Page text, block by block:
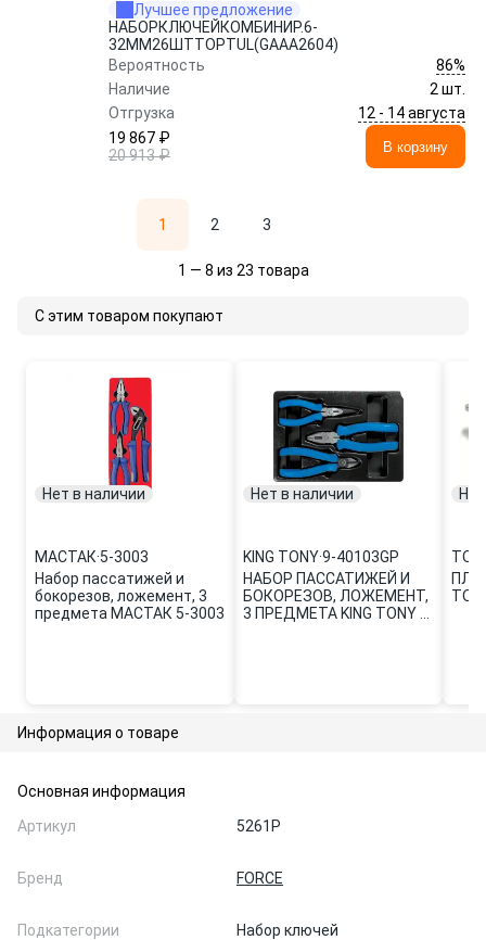
Лучшее предложение
НАБОРКЛЮЧЕЙКОМБИНИР.6-
32ММ26ШТTOPTUL(GAAA2604)
Вероятность
86%
Наличие
2 шт.
Отгрузка
12 - 14 августа
19 867 ₽
20 913 ₽
В корзину
1 2 3
1 — 8 из 23 товара
С этим товаром покупают
Нет в наличии
МАСТАК·5-3003
Набор пассатижей и
бокорезов, ложемент, 3
предмета МАСТАК 5-3003
Нет в наличии
KING TONY·9-40103GP
НАБОР ПАССАТИЖЕЙ И
БОКОРЕЗОВ, ЛОЖЕМЕНТ,
3 ПРЕДМЕТА KING TONY 9-
Информация о товаре
Основная информация
Артикул
5261P
Бренд FORCE
Подкатегории Набор ключей